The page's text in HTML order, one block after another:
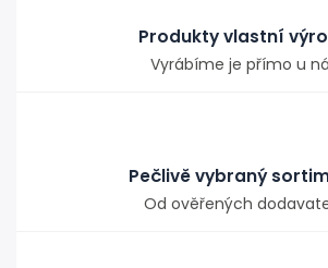
Produkty vlastní
Vyrábíme je přímo u
Pečlivě vybraný
Od ověřených